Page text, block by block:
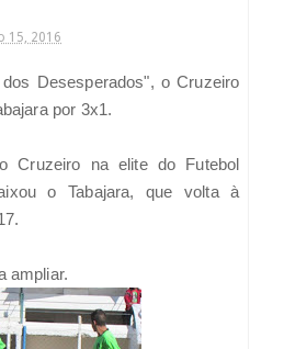
15, 2016
Desesperados", o Cruzeiro
por 3x1.
Cruzeiro na elite do Futebol
o Tabajara, que volta à
ampliar.